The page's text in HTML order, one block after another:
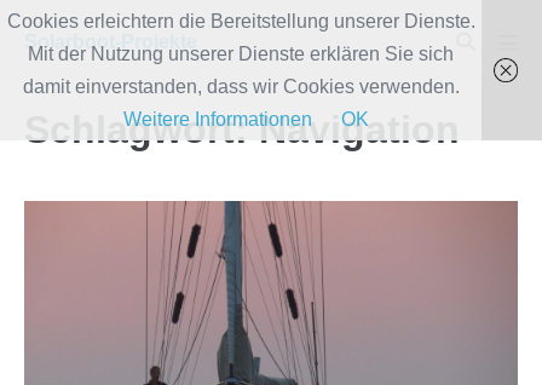
Zum
Inhalt
springen
Solarboot-Projekte
Schalter
Schlagwort:Navigation
Cookies erleichtern die Bereitstellung unserer Dienste.
Mit der Nutzung unserer Dienste erklären Sie sich
damit einverstanden, dass wir Cookies verwenden.
Weitere Informationen
OK